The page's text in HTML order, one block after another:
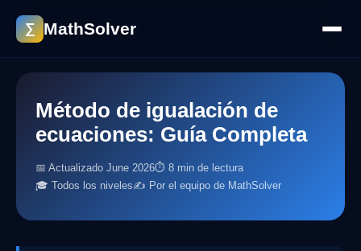
∑ MathSolver
Método de igualación de
ecuaciones: Guía Completa
📅 Actualizado June 2026⏱ 8 min de lectura
🎓 Todos los niveles✍️ Por el equipo de MathSolver